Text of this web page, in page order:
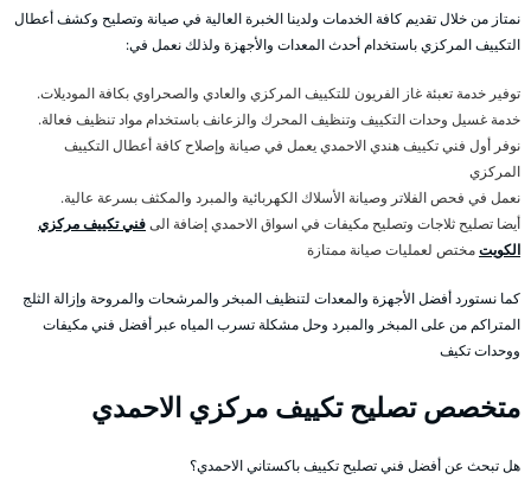
نمتاز من خلال تقديم كافة الخدمات ولدينا الخبرة العالية في صيانة وتصليح وكشف أعطال
التكييف المركزي باستخدام أحدث المعدات والأجهزة ولذلك نعمل في:
توفير خدمة تعبئة غاز الفريون للتكييف المركزي والعادي والصحراوي بكافة الموديلات.
خدمة غسيل وحدات التكييف وتنظيف المحرك والزعانف باستخدام مواد تنظيف فعالة.
نوفر أول فني تكييف هندي الاحمدي يعمل في صيانة وإصلاح كافة أعطال التكييف
المركزي
نعمل في فحص الفلاتر وصيانة الأسلاك الكهربائية والمبرد والمكثف بسرعة عالية.
أيضا تصليح ثلاجات وتصليح مكيفات في اسواق الاحمدي إضافة الىفني تكييف مركزي
الكويتمختص لعمليات صيانة ممتازة
كما نستورد أفضل الأجهزة والمعدات لتنظيف المبخر والمرشحات والمروحة وإزالة الثلج
المتراكم من على المبخر والمبرد وحل مشكلة تسرب المياه عبر أفضل فني مكيفات
ووحدات تكيف
متخصص تصليح تكييف مركزي الاحمدي
هل تبحث عن أفضل فني تصليح تكييف باكستاني الاحمدي؟